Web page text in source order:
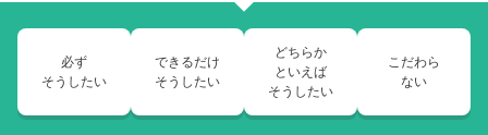
必ず
そうしたい
できるだけ
そうしたい
どちらか
といえば
そうしたい
こだわら
ない